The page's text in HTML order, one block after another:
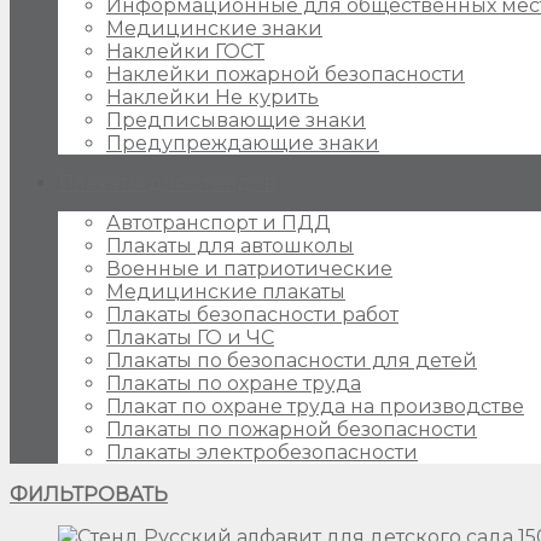
Информационные для общественных
Медицинские знаки
Наклейки ГОСТ
Наклейки пожарной безопасности
Наклейки Не курить
Предписывающие знаки
Предупреждающие знаки
Автотранспорт и ПДД
Плакаты для автошколы
Военные и патриотические
Медицинские плакаты
Плакаты безопасности работ
Плакаты ГО и ЧС
Плакаты по безопасности для детей
Плакаты по охране труда
Плакат по охране труда на производстве
Плакаты по пожарной безопасности
Плакаты электробезопасности
ФИЛЬТРОВАТЬ